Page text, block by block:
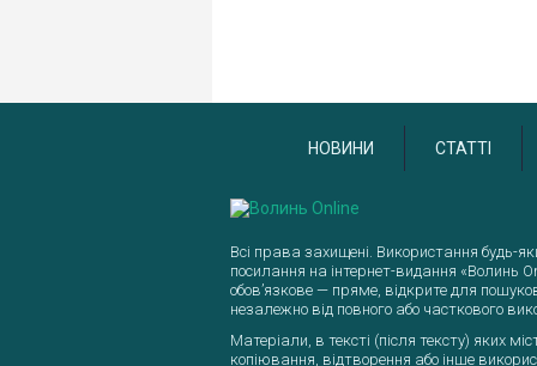
НОВИНИ СТАТТІ
Всі права захищені. Використання будь-
посилання на інтернет-видання «Волинь
обов’язкове — пряме, відкрите для
незалежно від повного або часткового
Матеріали, в тексті (після тексту) яких
копіювання, відтворення або інше